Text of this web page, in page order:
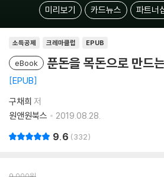
미리보기 카드뉴스 파트너
소득공제 크레마클럽 EPUB
eBook 푼돈을 목돈으로 만드
EPUB
구채희 저
원앤원북스
2019.08.28.
9.6 332